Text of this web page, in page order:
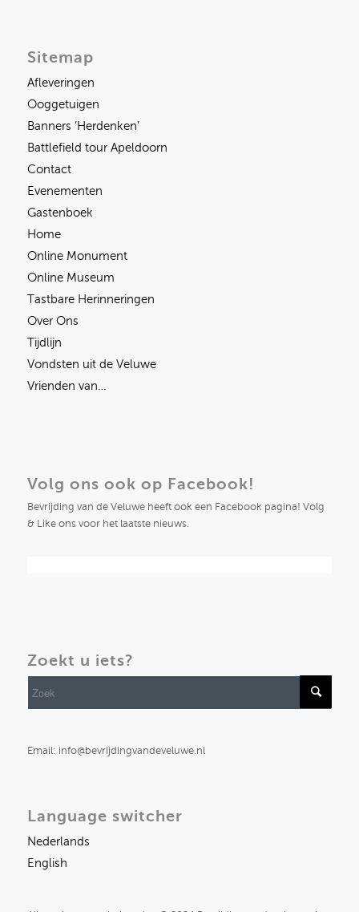
Sitemap
Afleveringen
Ooggetuigen
Banners ‘Herdenken’
Battlefield tour Apeldoorn
Contact
Evenementen
Gastenboek
Home
Online Monument
Online Museum
Tastbare Herinneringen
Over Ons
Tijdlijn
Vondsten uit de Veluwe
Vrienden van…
Volg ons ook op Facebook!
Bevrijding van de Veluwe heeft ook een Facebook pagina! Volg
& Like ons voor het laatste nieuws.
Zoekt u iets?
Email: info@bevrijdingvandeveluwe.nl
Language switcher
Nederlands
English